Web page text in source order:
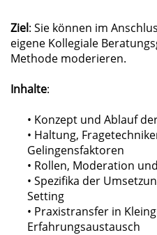
Ziel: Sie können im
eigene Kollegiale
Methode moderieren.
Inhalte:
• Konzept und Ablauf
• Haltung,
Gelingensfaktoren
• Rollen, Moderation
• Spezifika der
Setting
• Praxistransfer in
Erfahrungsaustausch